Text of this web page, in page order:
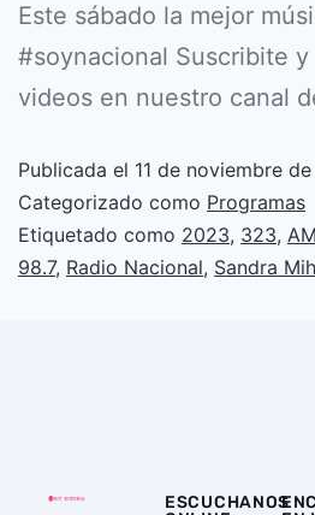
Este sábado la mejor
#soynacional Suscribite
videos en nuestro canal
Publicada el 11 de noviembre
Categorizado como Programas
Etiquetado como 2023, 323,
98.7, Radio Nacional, Sandra
ESCUCHANOS